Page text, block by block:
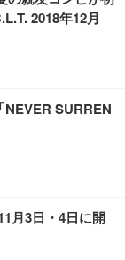
2018年12月
SURREN
月3日・4日に開